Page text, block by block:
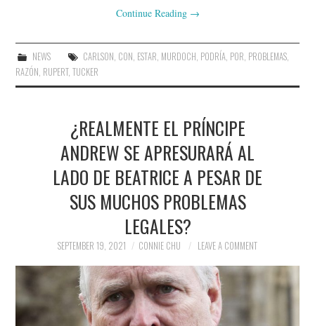
Continue Reading →
NEWS CARLSON, CON, ESTAR, MURDOCH, PODRÍA, POR, PROBLEMAS,
RAZÓN, RUPERT,TUCKER
¿REALMENTE EL PRÍNCIPE
ANDREW SE APRESURARÁ AL
LADO DE BEATRICE A PESAR DE
SUS MUCHOS PROBLEMAS
LEGALES?
SEPTEMBER 19, 2021 CONNIE CHU LEAVE A COMMENT